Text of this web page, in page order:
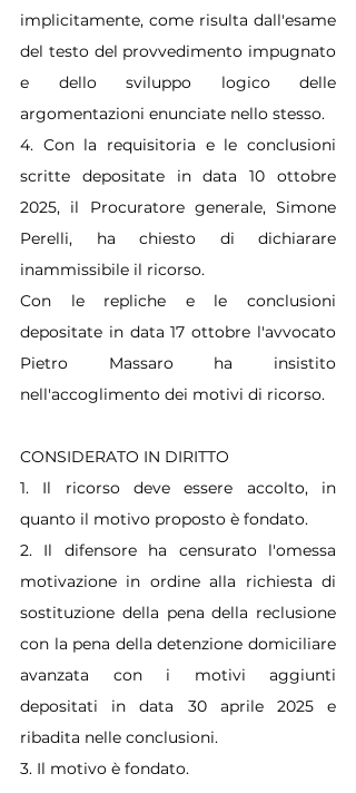
implicitamente, come risulta dall'esame
del testo del provvedimento impugnato
e dello sviluppo logico delle
argomentazioni enunciate nello stesso.
4. Con la requisitoria e le conclusioni
scritte depositate in data 10 ottobre
2025, il Procuratore generale, Simone
Perelli, ha chiesto di dichiarare
inammissibile il ricorso.
Con le repliche e le conclusioni
depositate in data 17 ottobre l'avvocato
Pietro Massaro ha insistito
nell'accoglimento dei motivi di ricorso.
CONSIDERATO IN DIRITTO
1. Il ricorso deve essere accolto, in
quanto il motivo proposto è fondato.
2. Il difensore ha censurato l'omessa
motivazione in ordine alla richiesta di
sostituzione della pena della reclusione
con la pena della detenzione domiciliare
avanzata con i motivi aggiunti
depositati in data 30 aprile 2025 e
ribadita nelle conclusioni.
3. Il motivo è fondato.